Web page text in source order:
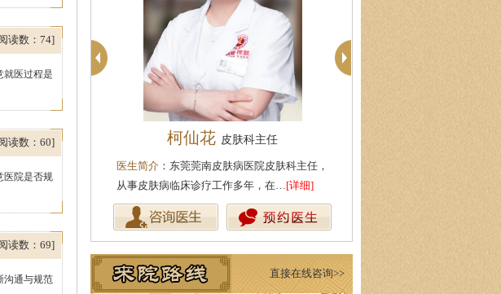
读数：74]
就医过程是
读数：60]
医院是否规
读数：69]
沟通与规范
肤科主任
病医院副主任，毕业
皮肤医院…
[详细]
柯仙花 皮肤科主任
医生简介 ：东莞莞南皮肤病医院皮肤科主任，
从事皮肤病临床诊疗工作多年，在…[详细]
直接在线咨询>>